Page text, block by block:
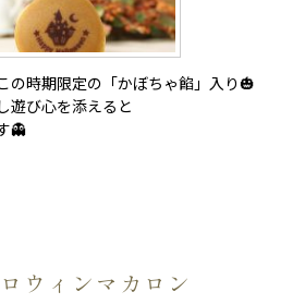
の時期限定の「かぼちゃ餡」入り🎃
遊び心を添えると
👻
ウィンマカロン